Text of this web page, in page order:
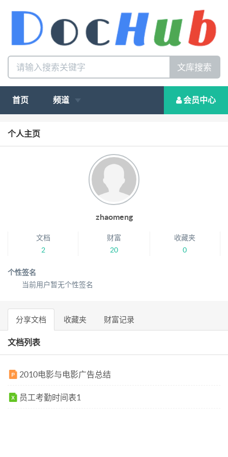
文库搜索
首页 频道 会员中心
个人主页
zhaomeng
文档
2
财富
20
收藏夹
0
个性签名
当前用户暂无个性签名
分享文档 收藏夹 财富记录
文档列表
2010电影与电影广告总结
员工考勤时间表1